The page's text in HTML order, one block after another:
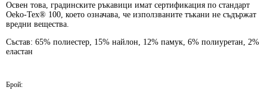
Освен това, градинските ръкавици имат сертификация по стандарт
Oeko-Tex® 100, което означава, че използваните тъкани не съдържат
вредни вещества.
Състав: 65% полиестер, 15% найлон, 12% памук, 6% полиуретан, 2%
еластан
Брой: